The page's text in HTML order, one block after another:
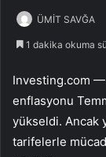
ÜMİT SAVĞA
1 dakika okuma
Investing.com —
enflasyonu
yükseldi. Ancak
tarifelerle